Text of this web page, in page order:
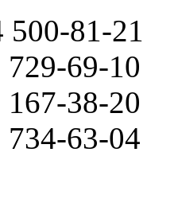
500-81-21
729-69-10
167-38-20
734-63-04